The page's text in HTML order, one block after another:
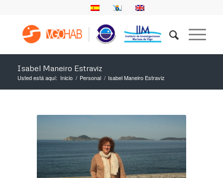
Isabel Maneiro Estraviz
Usted está aquí: Inicio / Personal / Isabel Maneiro Estraviz